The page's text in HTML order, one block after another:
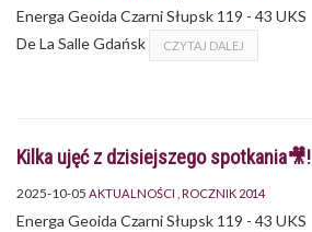
Energa Geoida Czarni Słupsk 119 - 43 UKS
De La Salle Gdańsk
CZYTAJ DALEJ
Kilka ujęć z dzisiejszego spotkania🎥!
2025-10-05 AKTUALNOŚCI ROCZNIK 2014
Energa Geoida Czarni Słupsk 119 - 43 UKS